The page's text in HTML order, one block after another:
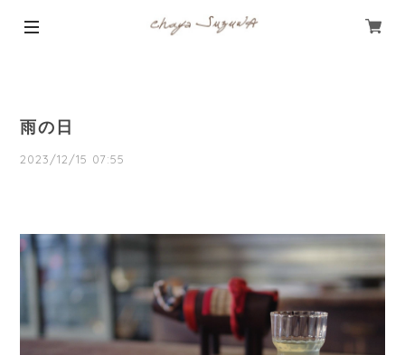
雨の日
2023/12/15 07:55